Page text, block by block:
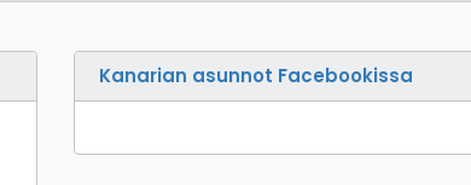
Kanarian asunnot Facebookissa